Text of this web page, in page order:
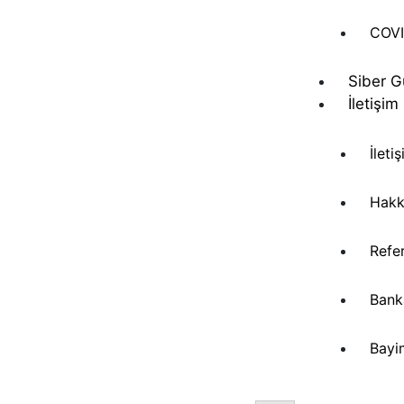
Siber
İletişim